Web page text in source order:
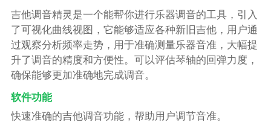
吉他调音精灵是一个能帮你进行乐器调音的工具，引入
了可视化曲线视图，它能够适应各种新旧吉他，用户通
过观察分析频率走势，用于准确测量乐器音准，大幅提
升了调音的精度和方便性。可以评估琴轴的回弹力度，
确保能够更加准确地完成调音。
软件功能
快速准确的吉他调音功能，帮助用户调节音准。